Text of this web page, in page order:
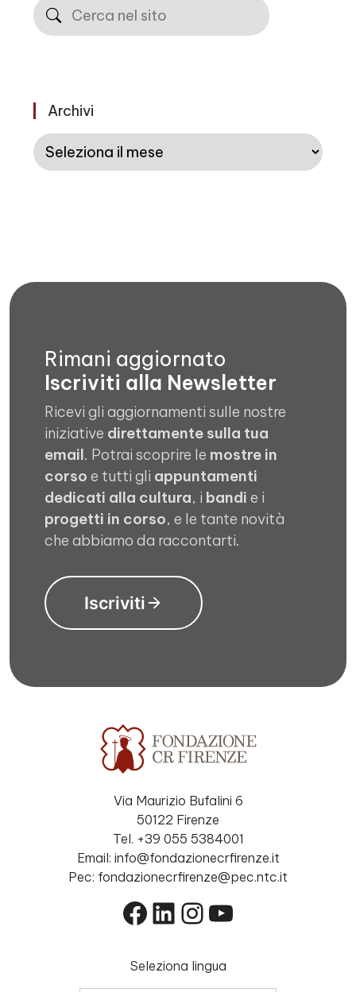
Cerca
Archivi
Archivi
Rimani aggiornato
Iscriviti alla Newsletter
Ricevi gli aggiornamenti sulle nostre
iniziative direttamente sulla tua
email. Potrai scoprire le mostre in
corso e tutti gli appuntamenti
dedicati alla cultura, i bandi e i
progetti in corso, e le tante novità
che abbiamo da raccontarti.
Iscriviti
Via Maurizio Bufalini 6
50122 Firenze
Tel. +39 055 5384001
Email: info@fondazionecrfirenze.it
Pec: fondazionecrfirenze@pec.ntc.it
Facebook
LinkedIn
Instagram
YouTube
Seleziona lingua